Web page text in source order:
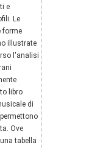
e
Le
forme
illustrate
l'analisi
libro
di
Ove
tabella